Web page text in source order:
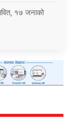
१७ जनाको